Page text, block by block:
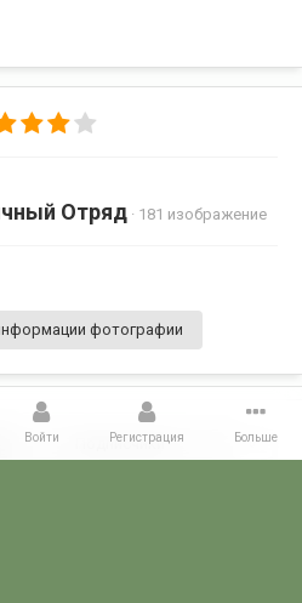
Отряд · 181 изображение
фотографии
Подписчики 0
Войти Регистрация Больше